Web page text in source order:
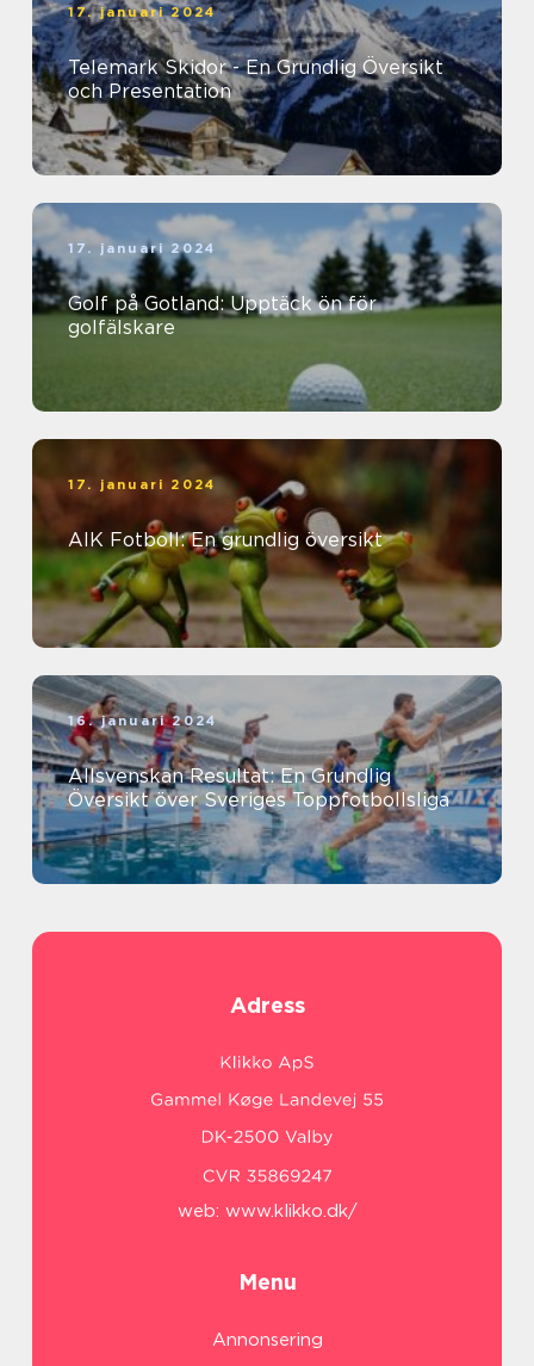
17. januari 2024
Telemark Skidor - En Grundlig Översikt
och Presentation
17. januari 2024
Golf på Gotland: Upptäck ön för
golfälskare
17. januari 2024
AIK Fotboll: En grundlig översikt
16. januari 2024
Allsvenskan Resultat: En Grundlig
Översikt över Sveriges Toppfotbollsliga
Adress
web: www.klikko.dk/
Menu
Annonsering